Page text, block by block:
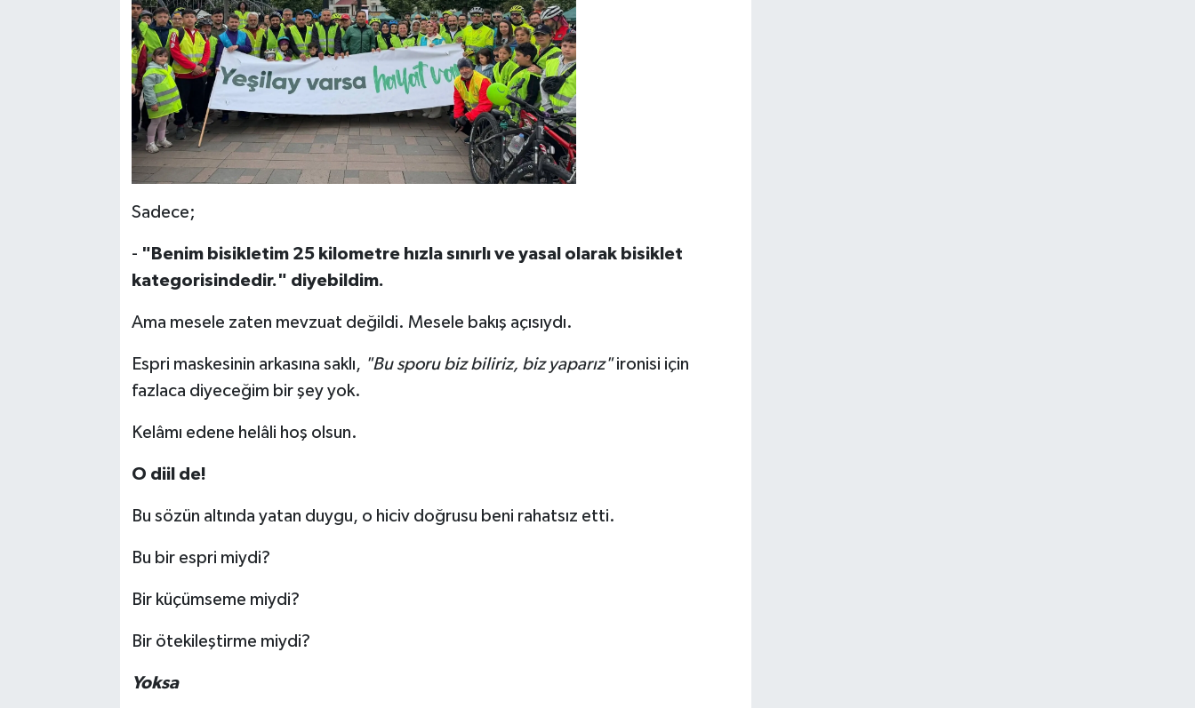
Sadece;
- "Benim bisikletim 25 kilometre hızla sınırlı ve yasal olarak bisiklet
kategorisindedir." diyebildim.
Ama mesele zaten mevzuat değildi. Mesele bakış açısıydı.
Espri maskesinin arkasına saklı, "Bu sporu biz biliriz, biz yaparız"ironisi için
fazlaca diyeceğim bir şey yok.
Kelâmı edene helâli hoş olsun.
O diil de!
Bu sözün altında yatan duygu, o hiciv doğrusu beni rahatsız etti.
Bu bir espri miydi?
Bir küçümseme miydi?
Bir ötekileştirme miydi?
Yoksa